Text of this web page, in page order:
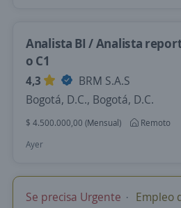
Analista BI / Analista
o C1
4,3
BRM S.A.S
Bogotá, D.C., Bogotá, D.C.
$ 4.500.000,00 (Mensual)
Remoto
Ayer
Se precisa Urgente Empleo